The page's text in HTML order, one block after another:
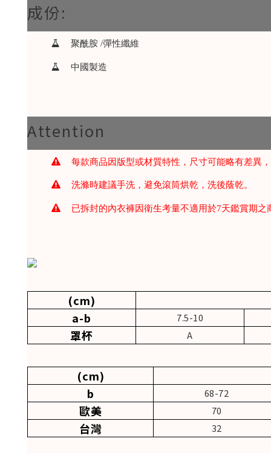
成份:
聚酰胺 /彈性纖維
中國製造
Attention
每款商品因版型或材質特性，尺寸可能略有差異
洗滌時建議手洗，避免滾筒烘乾，洗後蔭乾。
已拆封的內衣褲因衛生考量不適用於7天鑑賞期之
(cm)
a-b
7.5-10
罩杯 A
(cm)
b
68-72
歐美 70
台灣 32